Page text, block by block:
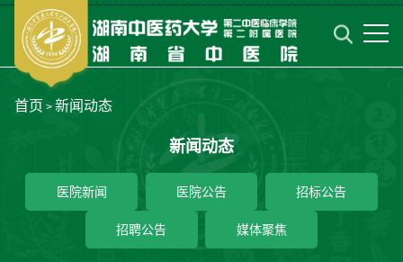
首页 > 新闻动态
新闻动态
医院新闻 医院公告 招标公告
招聘公告 媒体聚焦